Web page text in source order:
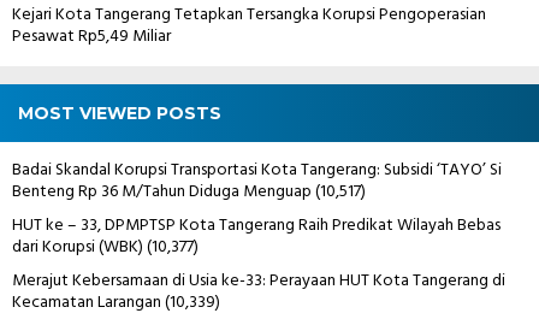
Kejari Kota Tangerang Tetapkan Tersangka Korupsi Pengoperasian
Pesawat Rp5,49 Miliar
MOST VIEWED POSTS
Badai Skandal Korupsi Transportasi Kota Tangerang: Subsidi ‘TAYO’ Si
Benteng Rp 36 M/Tahun Diduga Menguap(10,517)
HUT ke – 33, DPMPTSP Kota Tangerang Raih Predikat Wilayah Bebas
dari Korupsi (WBK)(10,377)
Merajut Kebersamaan di Usia ke-33: Perayaan HUT Kota Tangerang di
Kecamatan Larangan(10,339)